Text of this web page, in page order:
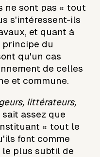
ne sont pas « tout
s'intéressent-ils
et quant à
principe du
qu'un cas
de celles
et commune.
littérateurs,
assez que
« tout le
font comme
le plus subtil de